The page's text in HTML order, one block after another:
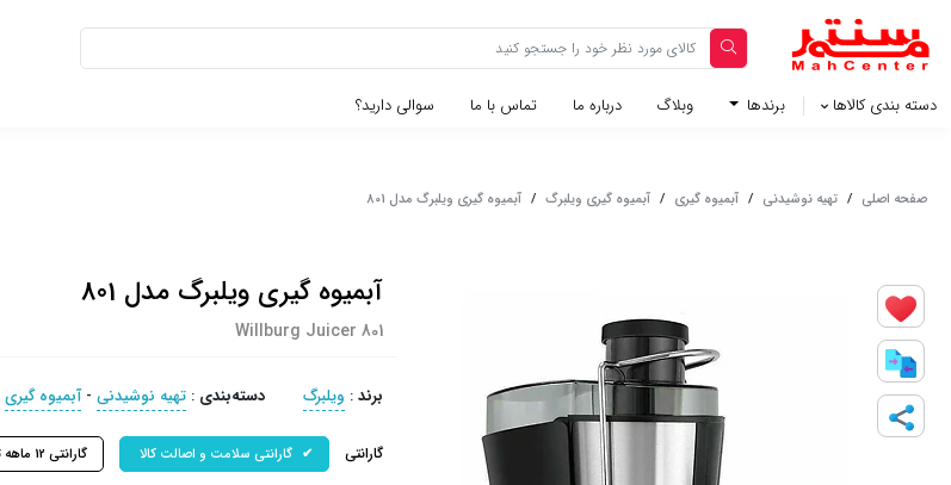
دسته بندی کالاها برندها وبلاگ‌ درباره ما تماس با ما سوالی دارید؟
صفحه اصلی / تهیه نوشیدنی / آبمیوه گیری / آبمیوه گیری ویلبرگ / آبمیوه گیری ویلبرگ مدل 801
آبمیوه گیری ویلبرگ مدل 801
Willburg Juicer 801
برند: ویلبرگ دسته‌بندی : تهیه نوشیدنی -آبمیوه گیری
گارانتی گارانتی سلامت و اصالت کالا گارانتی 12 ماهه تهران سرویس